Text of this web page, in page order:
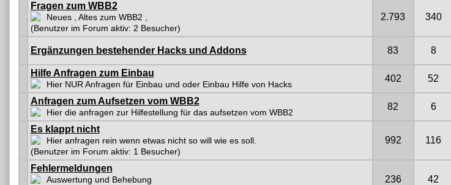
Fragen zum WBB2
Neues , Altes zum WBB2 ,
(Benutzer im Forum aktiv: 2 Besucher)
2.793 340
Ergänzungen bestehender Hacks und Addons 83 8
Hilfe Anfragen zum Einbau
Hier NUR Anfragen für Einbau und oder Einbau Hilfe von Hacks
402 52
Anfragen zum Aufsetzen vom WBB2
Hier die anfragen zur Hilfestellung für das aufsetzen vom WBB2
82 6
Es klappt nicht
Hier anfragen rein wenn etwas nicht so will wie es soll.
(Benutzer im Forum aktiv: 1 Besucher)
992 116
Fehlermeldungen
Auswertung und Behebung
236 42